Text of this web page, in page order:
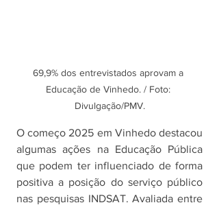
69,9% dos entrevistados aprovam a
Educação de Vinhedo. / Foto:
Divulgação/PMV.
O começo 2025 em Vinhedo destacou
algumas ações na Educação Pública
que podem ter influenciado de forma
positiva a posição do serviço público
nas pesquisas INDSAT. Avaliada entre